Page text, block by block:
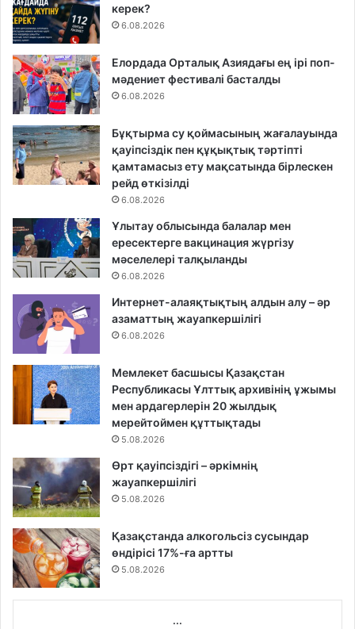
керек?
6.08.2026
Елордада Орталық Азиядағы ең ірі поп-
мәдениет фестивалі басталды
6.08.2026
Бұқтырма су қоймасының жағалауында
қауіпсіздік пен құқықтық тәртіпті
қамтамасыз ету мақсатында бірлескен
рейд өткізілді
6.08.2026
Ұлытау облысында балалар мен
ересектерге вакцинация жүргізу
мәселелері талқыланды
6.08.2026
Интернет-алаяқтықтың алдын алу – әр
азаматтың жауапкершілігі
6.08.2026
Мемлекет басшысы Қазақстан
Республикасы Ұлттық архивінің ұжымы
мен ардагерлерін 20 жылдық
мерейтоймен құттықтады
5.08.2026
Өрт қауіпсіздігі – әркімнің
жауапкершілігі
5.08.2026
Қазақстанда алкогольсіз сусындар
өндірісі 17%-ға артты
5.08.2026
...